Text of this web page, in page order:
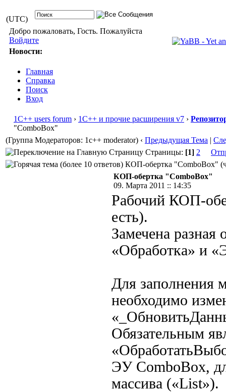
(UTC)
Добро пожаловать, Гость. Пожалуйста
Войдите
Новости:
Главная
Справка
Поиск
Вход
1С++ users forum › 1С++ и прочие расширения v7 ›
"ComboBox"
(Группа Модераторов: 1c++ moderator) ‹ Предыдущая Тема |
Страницы: [1] 2
КОП-обертка "ComboBox"
КОП-обертка "ComboBox"
09. Марта 2011 :: 14:35
Рабочий КОП-
есть).
Замечена
«Обработка» и
Для заполнения
необходимо
Обязательным
ЭУ ComboBox,
массива («List»).